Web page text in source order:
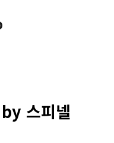
스피넬